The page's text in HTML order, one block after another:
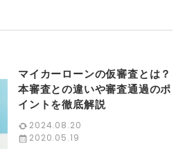
マイカーローンの仮審査とは？
本審査との違いや審査通過のポ
イントを徹底解説
2024.08.20
2020.05.19